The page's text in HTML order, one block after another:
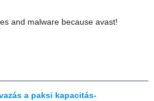
and malware because avast!
a paksi kapacitás-